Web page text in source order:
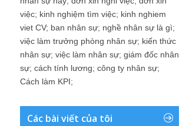
việc; kinh nghiệm tìm việc; kinh nghiem
viet CV; ban nhân sự; nghề nhân sự là gì;
việc làm trưởng phòng nhân sự; kiến thức
nhân sự; việc làm nhân sự; giám đốc nhân
sự; cách tính lương; công ty nhân sự;
Cách làm KPI;
Các bài viết của tôi